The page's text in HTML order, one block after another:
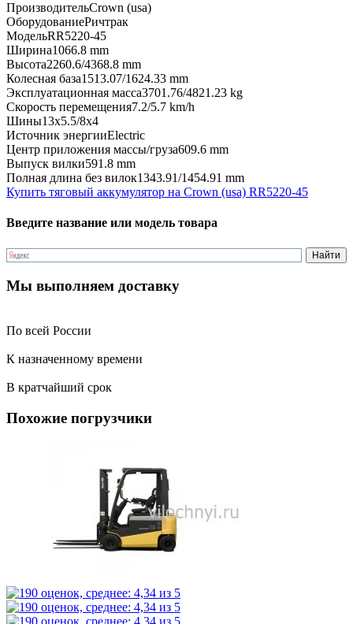
ПроизводительCrown (usa)
ОборудованиеРичтрак
МодельRR5220-45
Ширина1066.8 mm
Высота2260.6/4368.8 mm
Колесная база1513.07/1624.33 mm
Эксплуатационная масса3701.76/4821.23 kg
Скорость перемещения7.2/5.7 km/h
Шины13x5.5/8x4
Источник энергииElectric
Центр приложения массы/груза609.6 mm
Выпуск вилки591.8 mm
Полная длина без вилок1343.91/1454.91 mm
Купить тяговый аккумулятор на Crown (usa) RR5220-45
Введите название или модель товара
Мы выполняем доставку
По всей России
К назначенному времени
В кратчайший срок
Похожие погрузчики